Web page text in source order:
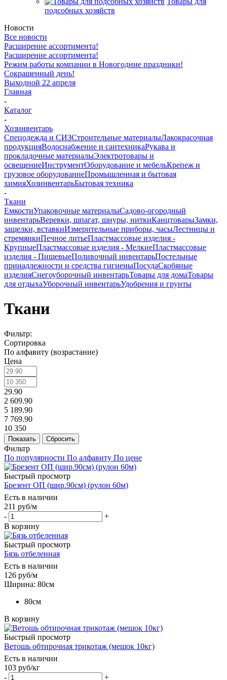
подсобных хозяйств
Новости
Все новости
Расширение ассортимента!
Расширение ассортимента!
Режим работы компании в Новогодние праздники!
Сокращенный день!
Выходной 22 апреля
Главная
-
Каталог
-
Хозинвентарь
Спецодежда и СИЗСтроительные материалыЛакокрасочная
продукцияВодоснабжение и сантехникаРукава и
прокладочные материалыЭлектротовары и
освещениеИнструментОборудование и мебельКрепеж и
грузовое оборудованиеПромышленная и бытовая
химияХозинвентарьБытовая техника
-
Ткани
ЕмкостиУпаковочные материалыСадово-огородный
инвентарьВеревки, шпагат, шнуры, ниткиКанцтоварыЗамки,
защелки, вставкиИзмерительные приборы, часыЛестницы и
стремянкиПечное литьеПластмассовые изделия -
КрупныеПластмассовые изделия - МелкиеПластмассовые
изделия - ПищевыеПоливочный инвентарьПостельные
принадлежности и средства гигиеныПосудаСкобяные
изделияСнегоуборочный инвентарьТовары для домаТовары
для отдыхаУборочный инвентарьУдобрения и грунты
Ткани
Фильтр:
Сортировка
По алфавиту (возрастание)
Цена
29.90
2 609.90
5 189.90
7 769.90
10 350
Показать Сбросить
Фильтр
По популярности По алфавиту По цене
Быстрый просмотр
Брезент ОП (шир.90см) (рулон 60м)
Есть в наличии
211 руб/м
-
+
В корзину
Быстрый просмотр
Бязь отбеленная
Есть в наличии
126 руб/м
Ширина: 80см
80см
В корзину
Быстрый просмотр
Ветошь обтирочная трикотаж (мешок 10кг)
Есть в наличии
103 руб/кг
-
+